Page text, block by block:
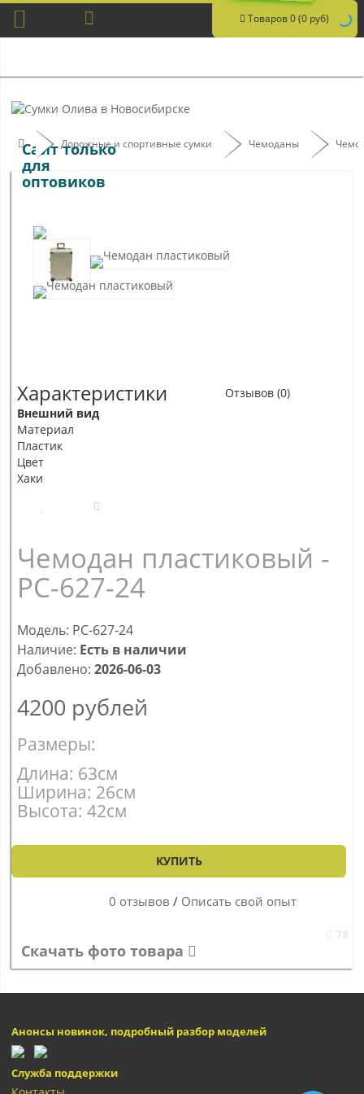
Товаров 0 (0 руб)
Сайт только
для
оптовиков
Дорожные и спортивные сумки Чемоданы
Характеристики
Отзывов (0)
Внешний вид
Материал
Пластик
Цвет
Хаки
Чемодан пластиковый -
PC-627-24
Модель: PC-627-24
Наличие: Есть в наличии
Добавлено: 2026-06-03
4200 рублей
Размеры:
Длина: 63см
Ширина: 26см
Высота: 42см
КУПИТЬ
0 отзывов / Описать свой опыт
Скачать фото товара
Анонсы новинок, подробный разбор моделей
Служба поддержки